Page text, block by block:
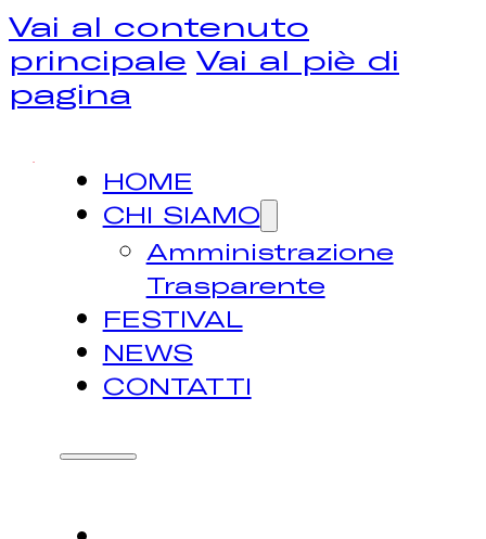
Vai al contenuto
principale Vai al piè di
pagina
HOME
CHI SIAMO
Amministrazione
Trasparente
FESTIVAL
NEWS
CONTATTI